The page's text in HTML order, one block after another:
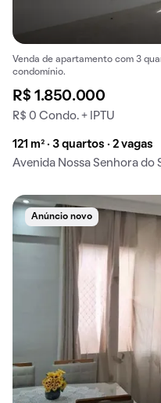
Venda de apartamento com 3
condomínio.
R$ 1.850.000
R$ 0 Condo. + IPTU
121 m² · 3 quartos · 2 vagas
Avenida Nossa Senhora do
Anúncio novo